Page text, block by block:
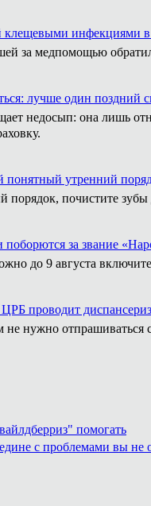
клещевыми инфекциями
за медпомощью
лучше один поздний
недосып: она лишь
понятный утренний
почистите зубы
за звание
до 9 августа
проводит
не нужно
помогать
с проблемами вы не